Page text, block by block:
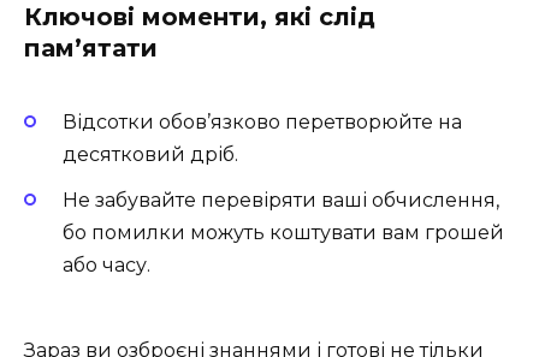
Ключові моменти, які слід
пам’ятати
Відсотки обов’язково перетворюйте на
десятковий дріб.
Не забувайте перевіряти ваші обчислення,
бо помилки можуть коштувати вам грошей
або часу.
Зараз ви озброєні знаннями і готові не тільки